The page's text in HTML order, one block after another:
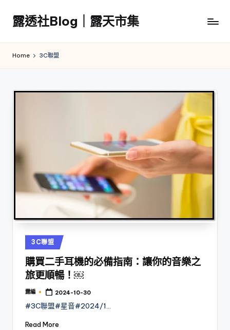
Skip
content
露透社Blog｜露天市集
社
Home 3C聯盟
Posted
in
3C聯盟
購買二手耳機的必備指南：讓你的音樂之
旅更順暢！￼
Posted
露編 2024-10-30
#3C聯盟#星音#2024/1…
Read More